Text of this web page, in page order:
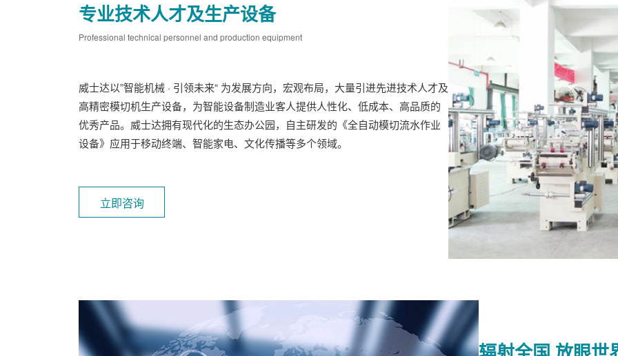
专业技术人才及生产设备
Professional technical personnel and production equipment
威士达以”智能机械 · 引领未来“ 为发展方向，宏观布局，大量引进先进技术人才及
高精密模切机生产设备，为智能设备制造业客人提供人性化、低成本、高品质的
优秀产品。威士达拥有现代化的生态办公园，自主研发的《全自动模切流水作业
设备》应用于移动终端、智能家电、文化传播等多个领域。
立即咨询